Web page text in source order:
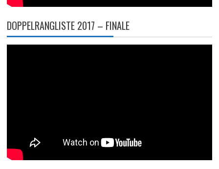
DOPPELRANGLISTE 2017 – FINALE